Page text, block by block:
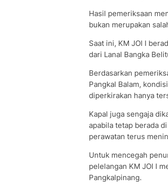
Hasil pemeriksaan
bukan merupakan
Saat ini, KM JOI I
dari Lanal Bangka
Berdasarkan
Pangkal Balam,
diperkirakan hanya
Kapal juga sengaja
apabila tetap berada
perawatan terus
Untuk mencegah
pelelangan KM JOI I
Pangkalpinang.